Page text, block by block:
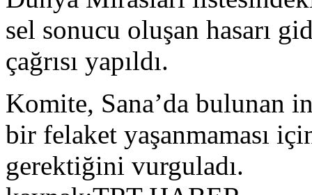
sel sonucu oluşan hasarı
çağrısı yapıldı.
Komite, Sana’da bulunan
bir felaket yaşanmaması
gerektiğini vurguladı.